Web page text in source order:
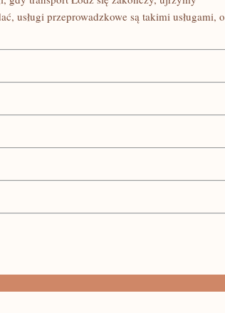
usługi przeprowadzkowe są takimi usługami, o